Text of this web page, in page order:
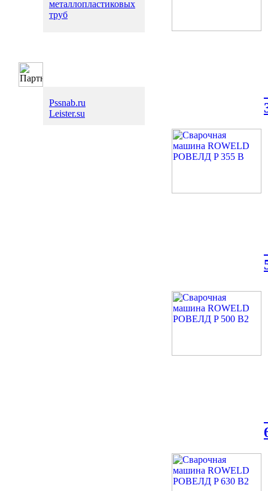
металлопластиковых
труб
Pssnab.ru
Leister.su